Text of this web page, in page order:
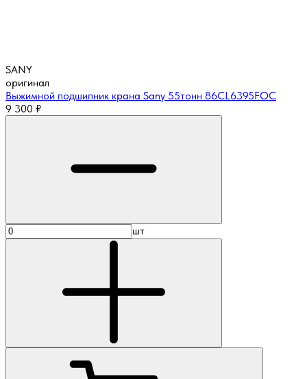
SANY
оригинал
Выжимной подшипник крана Sany 55тонн 86CL6395FOC
9 300 ₽
шт